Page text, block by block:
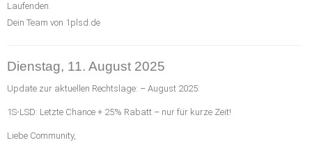
Laufenden.
Dein Team von 1plsd.de
Dienstag, 11. August 2025
Update zur aktuellen Rechtslage: – August 2025:
1S-LSD: Letzte Chance + 25% Rabatt – nur für kurze Zeit!
Liebe Community,